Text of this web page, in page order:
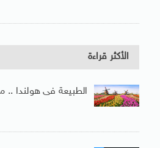
الأكثر قراءة
الطبيعة فى هولندا ..